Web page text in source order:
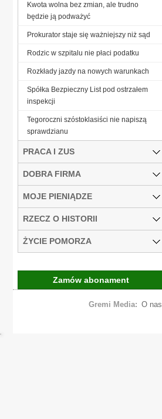
Kwota wolna bez zmian, ale trudno
będzie ją podważyć
Prokurator staje się ważniejszy niż sąd
Rodzic w szpitalu nie płaci podatku
Rozkłady jazdy na nowych warunkach
Spółka Bezpieczny List pod ostrzałem
inspekcji
Tegoroczni szóstoklasiści nie napiszą
sprawdzianu
PRACA I ZUS
DOBRA FIRMA
MOJE PIENIĄDZE
RZECZ O HISTORII
ŻYCIE POMORZA
Zamów abonament
Gremi Media: O nas